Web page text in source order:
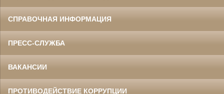
СПРАВОЧНАЯ ИНФОРМАЦИЯ
ПРЕСС-СЛУЖБА
ВАКАНСИИ
ПРОТИВОДЕЙСТВИЕ КОРРУПЦИИ